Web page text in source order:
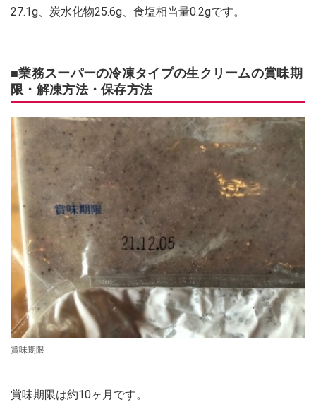
27.1g、炭水化物25.6g、食塩相当量0.2gです。
■業務スーパーの冷凍タイプの生クリームの賞味期
限・解凍方法・保存方法
賞味期限
賞味期限は約10ヶ月です。